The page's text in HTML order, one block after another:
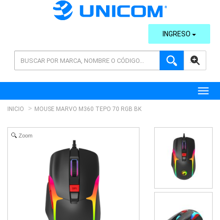
AVANZADA
INGRESO
INICIO MOUSE MARVO M360 TEPO 70 RGB BK
Zoom